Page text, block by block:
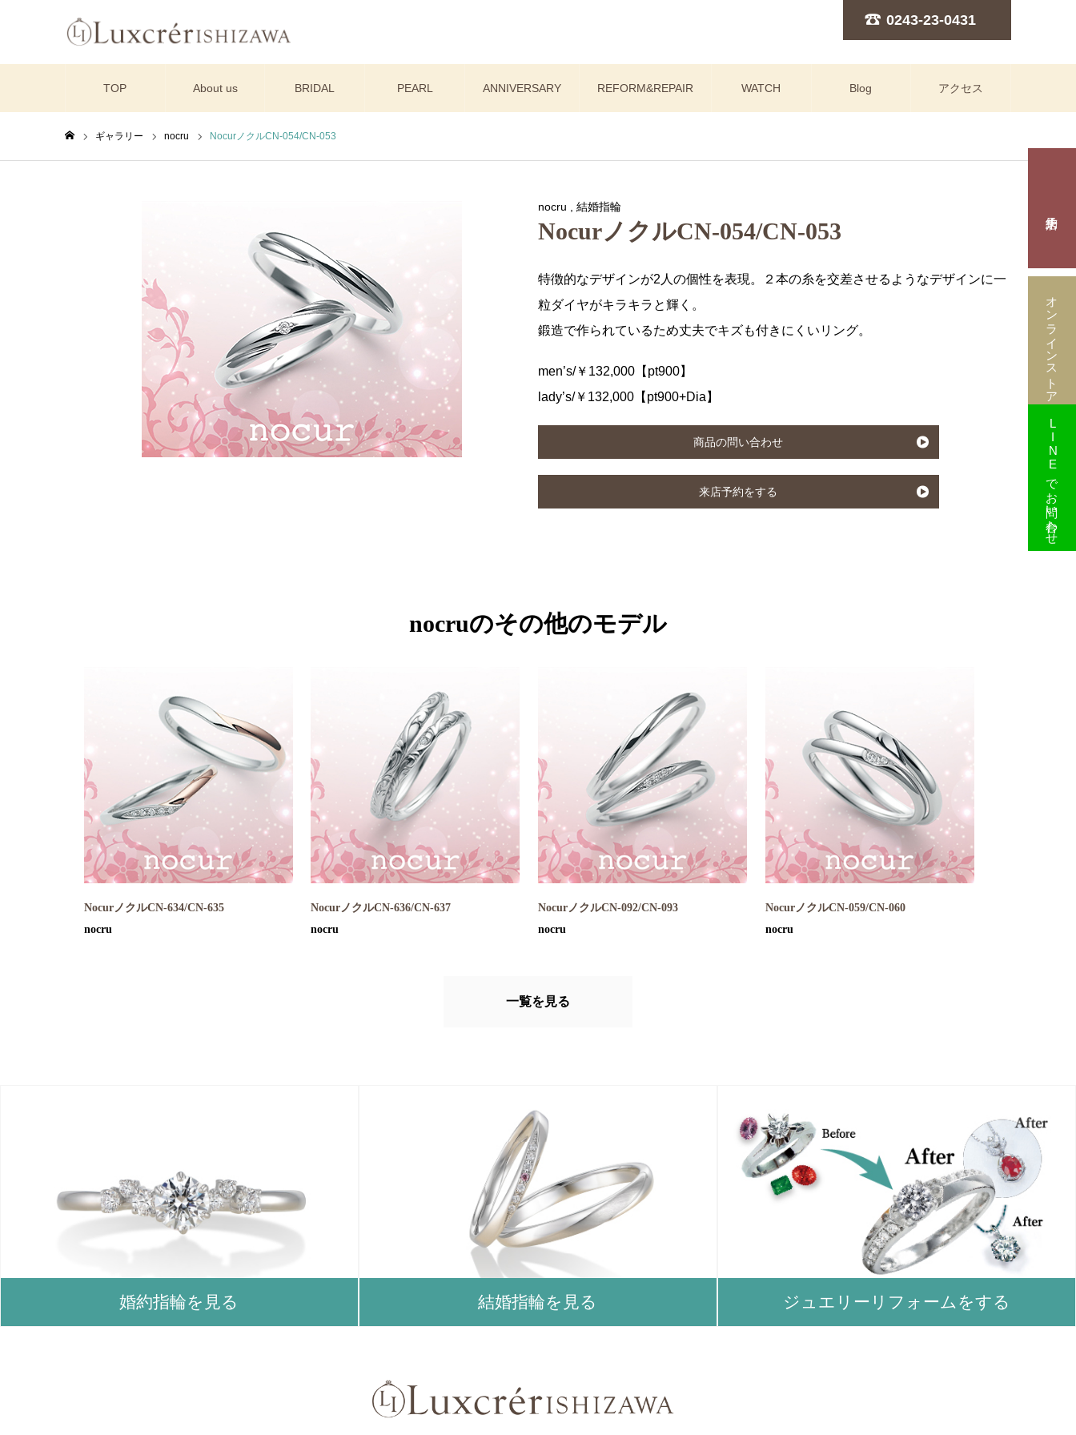
0243-23-0431
TOP About us BRIDAL PEARL ANNIVERSARY REFORM&REPAIR WATCH Blog アクセス
ギャラリー nocru NocurノクルCN-054/CN-053
nocru 結婚指輪
NocurノクルCN-054/CN-053
特徴的なデザインが2人の個性を表現。２本の糸を交差させるようなデザインに一
粒ダイヤがキラキラと輝く。
鍛造で作られているため丈夫でキズも付きにくいリング。
men’s/￥132,000【pt900】
lady’s/￥132,000【pt900+Dia】
商品の問い合わせ
来店予約をする
nocruのその他のモデル
NocurノクルCN-634/CN-635
nocru
NocurノクルCN-636/CN-637
nocru
NocurノクルCN-092/CN-093
nocru
NocurノクルCN-059/CN-060
nocru
一覧を見る
オンラインストア
LINEでお問い合わせ
婚約指輪を見る 結婚指輪を見る ジュエリーリフォームをする